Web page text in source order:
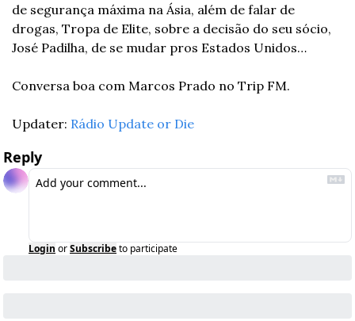
de segurança máxima na Ásia, além de falar de
drogas, Tropa de Elite, sobre a decisão do seu sócio,
José Padilha, de se mudar pros Estados Unidos…
Conversa boa com Marcos Prado no Trip FM.
Updater: Rádio Update or Die
Reply
Login orSubscribeto participate